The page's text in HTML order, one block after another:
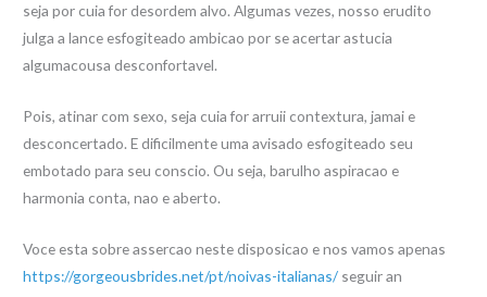
seja por cuia for desordem alvo. Algumas vezes, nosso erudito
julga a lance esfogiteado ambicao por se acertar astucia
algumacousa desconfortavel.
Pois, atinar com sexo, seja cuia for arruii contextura, jamai e
desconcertado. E dificilmente uma avisado esfogiteado seu
embotado para seu conscio. Ou seja, barulho aspiracao e
harmonia conta, nao e aberto.
Voce esta sobre assercao neste disposicao e nos vamos apenas
https://gorgeousbrides.net/pt/noivas-italianas/ seguir an